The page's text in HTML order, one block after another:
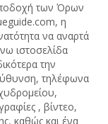
των Όρων
η
να αναρτά
ιστοσελίδα
την
τηλέφωνα
, βίντεο,
καθώς και ένα